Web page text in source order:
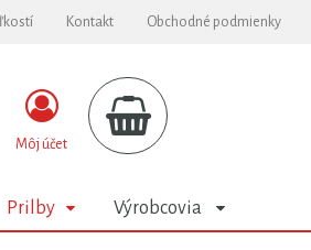
Kontakt Obchodné podmienky
Môj účet
Prilby Výrobcovia